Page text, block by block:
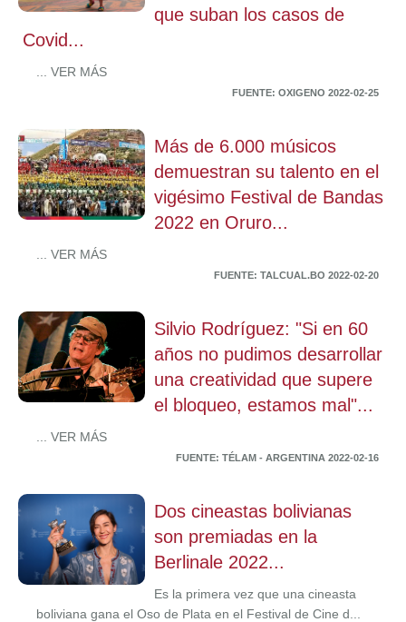
que suban los casos de
Covid...
... VER MÁS
FUENTE: OXIGENO 2022-02-25
Más de 6.000 músicos
demuestran su talento en el
vigésimo Festival de Bandas
2022 en Oruro...
... VER MÁS
FUENTE: TALCUAL.BO 2022-02-20
Silvio Rodríguez: "Si en 60
años no pudimos desarrollar
una creatividad que supere
el bloqueo, estamos mal"...
... VER MÁS
FUENTE: TÉLAM - ARGENTINA 2022-02-16
Dos cineastas bolivianas
son premiadas en la
Berlinale 2022...
Es la primera vez que una cineasta
boliviana gana el Oso de Plata en el Festival de Cine d...